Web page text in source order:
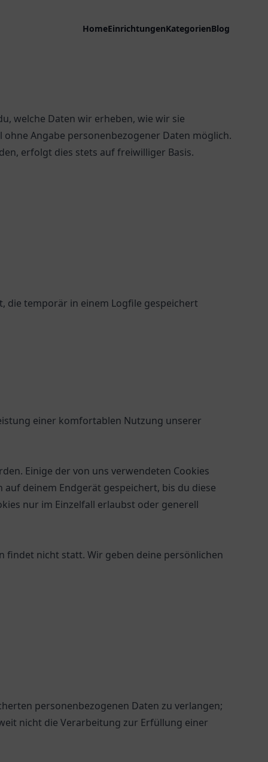
HomeEinrichtungenKategorienBlog
welche Daten wir erheben, wie wir sie
Angabe personenbezogener Daten möglich.
erfolgt dies stets auf freiwilliger Basis.
die temporär in einem Logfile gespeichert
einer komfortablen Nutzung unserer
Einige der von uns verwendeten Cookies
deinem Endgerät gespeichert, bis du diese
nur im Einzelfall erlaubst oder generell
findet nicht statt. Wir geben deine persönlichen
personenbezogenen Daten zu verlangen;
nicht die Verarbeitung zur Erfüllung einer